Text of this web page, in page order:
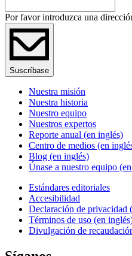
Por favor introduzca una
Suscríbase
Nuestra misión
Nuestra historia
Nuestro equipo
Nuestros expertos
Reporte anual (en inglés)
Centro de medios (en
Blog (en inglés)
Únase a nuestro equipo
Estándares editoriales
Accesibilidad
Declaración de privacidad
Términos de uso (en
Divulgación de